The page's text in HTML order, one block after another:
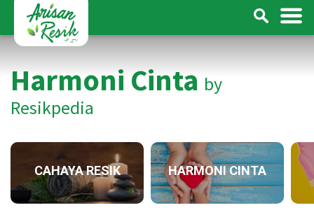
Harmoni Cinta by
Resikpedia
CAHAYA RESIK HARMONI CINTA